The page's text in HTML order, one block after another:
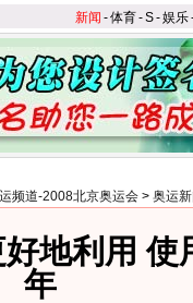
新闻 -体育-S-娱乐
频道-2008北京奥运会 > 奥运
地利用 使
年